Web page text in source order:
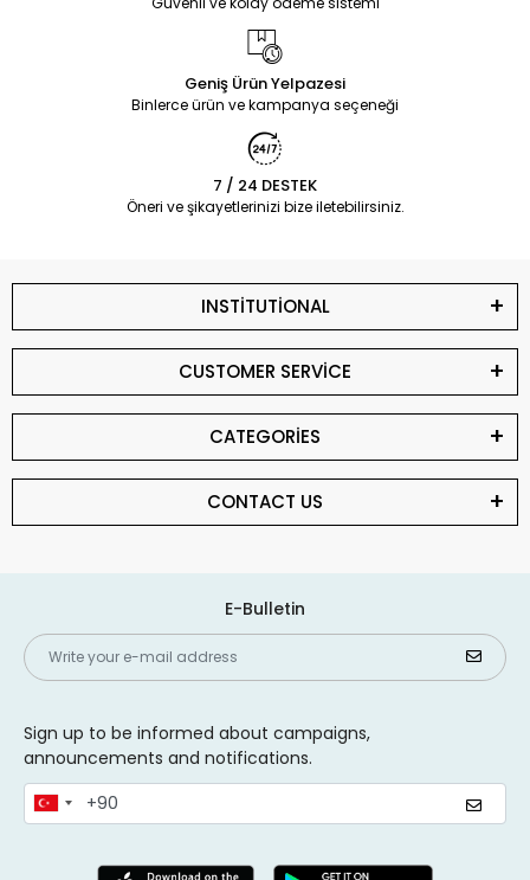
Geniş Ürün Yelpazesi
Binlerce ürün ve kampanya seçeneği
7 / 24 DESTEK
Öneri ve şikayetlerinizi bize iletebilirsiniz.
INSTİTUTİONAL
CUSTOMER SERVİCE
CATEGORİES
CONTACT US
E-Bulletin
Sign up to be informed about campaigns,
announcements and notifications.